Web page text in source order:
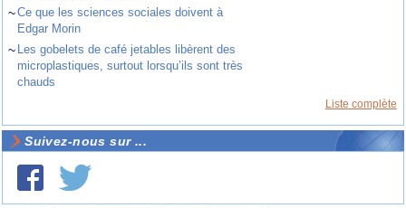
~Ce que les sciences sociales doivent à
Edgar Morin
~ Les gobelets de café jetables libèrent des
microplastiques, surtout lorsqu’ils sont très
chauds
Liste complète
Suivez-nous sur ...